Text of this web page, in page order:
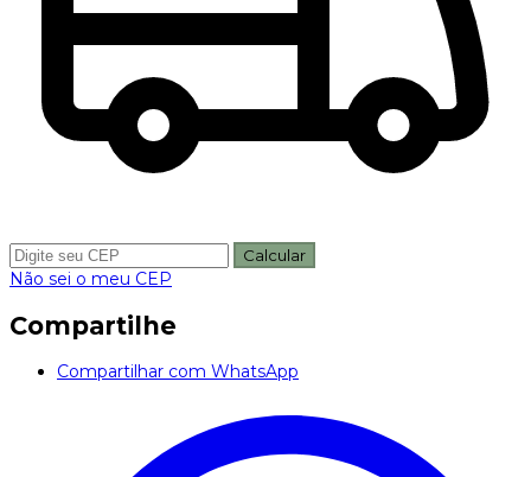
Calcular
Não sei o meu CEP
Compartilhe
Compartilhar com WhatsApp